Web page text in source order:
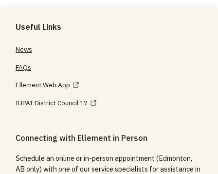
Useful Links
News
FAQs
Ellement Web App
IUPAT District Council 17
Connecting with Ellement in Person
Schedule an online or in-person appointment (Edmonton,
AB only) with one of our service specialists for assistance in